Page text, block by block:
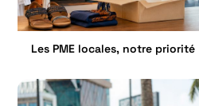
Les PME locales, notre priorité